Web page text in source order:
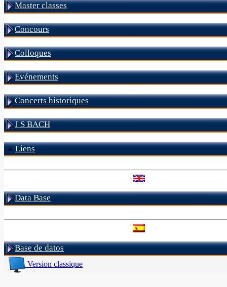
Master classes
Concours
Colloques
Evénements
Concerts historiques
J S BACH
Liens
Data Base
Base de datos
Version classique